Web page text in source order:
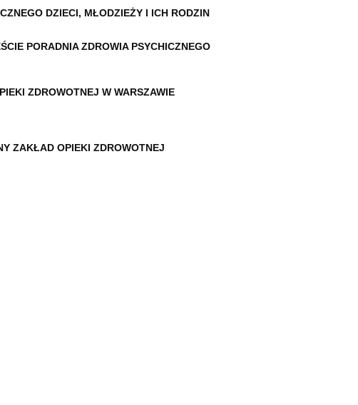
DZIECI, MŁODZIEŻY I ICH RODZIN
PORADNIA ZDROWIA PSYCHICZNEGO
ZDROWOTNEJ W WARSZAWIE
ZAKŁAD OPIEKI ZDROWOTNEJ